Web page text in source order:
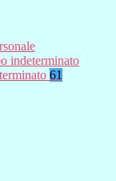
indeterminato
61